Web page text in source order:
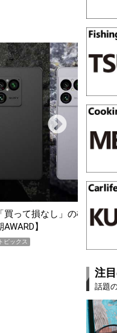
上半
薄着になる季節
SHOCK「
注
話題